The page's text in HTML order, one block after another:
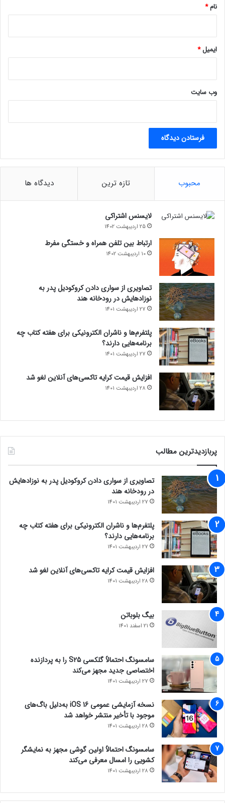
نام*
ایمیل*
وب‌ سایت
محبوب تازه ترین دیدگاه ها
لایسنس اشتراکی
25 اردیبهشت 1402
ارتباط بین تلفن همراه و خستگی مفرط
10 اردیبهشت 1402
تصاویری از سواری دادن کروکودیل پدر به
نوزادهایش در رودخانه هند
27 اردیبهشت 1401
پلتفرم‌ها و ناشران الکترونیکی برای هفته کتاب چه
برنامه‌هایی دارند؟
27 اردیبهشت 1401
افزایش قیمت کرایه تاکسی‌های آنلاین لغو شد
28 اردیبهشت 1401
پربازدیدترین مطالب
تصاویری از سواری دادن کروکودیل پدر به نوزادهایش
در رودخانه هند
27 اردیبهشت 1401
پلتفرم‌ها و ناشران الکترونیکی برای هفته کتاب چه
برنامه‌هایی دارند؟
27 اردیبهشت 1401
افزایش قیمت کرایه تاکسی‌های آنلاین لغو شد
28 اردیبهشت 1401
بیگ بلوباتن
21 اسفند 1401
سامسونگ احتمالاً گلکسی S25 را به پردازنده
اختصاصی جدید مجهز می‌کند
27 اردیبهشت 1401
نسخه آزمایشی عمومی iOS 16 به‌دلیل باگ‌های
موجود با تأخیر منتشر خواهد شد
28 اردیبهشت 1401
سامسونگ احتمالاً اولین گوشی مجهز به نمایشگر
کشویی را امسال معرفی می‌کند
28 اردیبهشت 1401